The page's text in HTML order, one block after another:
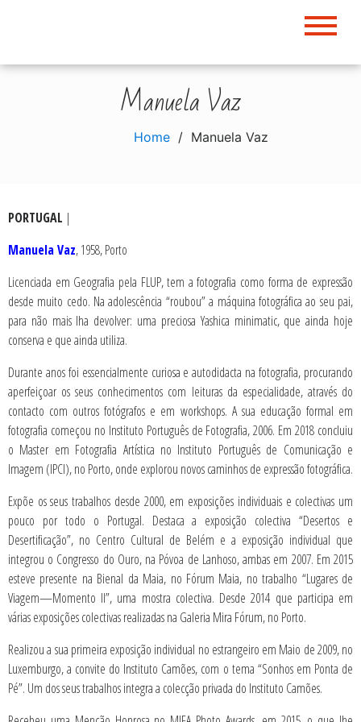
Manuela Vaz
Home Manuela Vaz
PORTUGAL |
Manuela Vaz, 1958, Porto
Licenciada em Geografia pela FLUP, tem a fotografia como forma de expressão
desde muito cedo. Na adolescência “roubou” a máquina fotográfica ao seu pai,
para não mais lha devolver: uma preciosa Yashica minimatic, que ainda hoje
conserva e que ainda utiliza.
Durante anos foi essencialmente curiosa e autodidacta na fotografia, procurando
aperfeiçoar os seus conhecimentos com leituras da especialidade, através do
contacto com outros fotógrafos e em workshops. A sua educação formal em
fotografia começou no Instituto Português de Fotografia, 2006. Em 2018 concluiu
o Master em Fotografia Artística no Instituto Português de Comunicação e
Imagem (IPCI), no Porto, onde explorou novos caminhos de expressão fotográfica.
Expõe os seus trabalhos desde 2000, em exposições individuais e colectivas um
pouco por todo o Portugal. Destaca a exposição colectiva “Desertos e
Desertificação”, no Centro Cultural de Belém e a exposição individual que
integrou o Congresso do Ouro, na Póvoa de Lanhoso, ambas em 2007. Em 2015
esteve presente na Bienal da Maia, no Fórum Maia, no trabalho “Lugares de
Viagem—Momento II”, uma mostra colectiva. Desde 2014 que participa em
várias exposições colectivas realizadas na Galeria Mira Fórum, no Porto.
Realizou a sua primeira exposição individual no estrangeiro em Maio de 2009, no
Luxemburgo, a convite do Instituto Camões, com o tema “Sonhos em Ponta de
Pé”. Um dos seus trabalhos integra a colecção privada do Instituto Camões.